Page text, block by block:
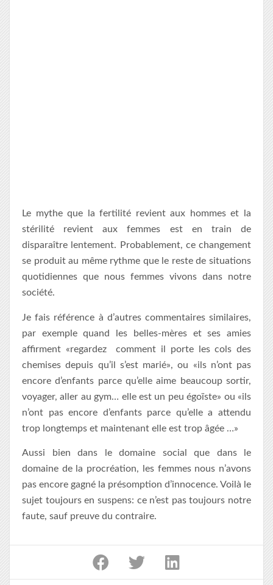
Le mythe que la fertilité revient aux hommes et la
stérilité revient aux femmes est en train de
disparaître lentement. Probablement, ce changement
se produit au même rythme que le reste de situations
quotidiennes que nous femmes vivons dans notre
société.
Je fais référence à d’autres commentaires similaires,
par exemple quand les belles-mères et ses amies
affirment «regardez comment il porte les cols des
chemises depuis qu’il s’est marié», ou «ils n’ont pas
encore d’enfants parce qu’elle aime beaucoup sortir,
voyager, aller au gym… elle est un peu égoïste» ou «ils
n’ont pas encore d’enfants parce qu’elle a attendu
trop longtemps et maintenant elle est trop âgée …»
Aussi bien dans le domaine social que dans le
domaine de la procréation, les femmes nous n’avons
pas encore gagné la présomption d’innocence. Voilà le
sujet toujours en suspens: ce n’est pas toujours notre
faute, sauf preuve du contraire.